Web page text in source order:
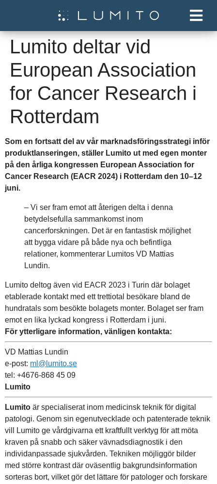
Lumito deltar vid
European Association
for Cancer Research i
Rotterdam
Som en fortsatt del av vår marknadsföringsstrategi inför
produktlanseringen, ställer Lumito ut med egen monter
på den årliga kongressen European Association for
Cancer Research (EACR 2024) i Rotterdam den 10–12
juni.
– Vi ser fram emot att återigen delta i denna
betydelsefulla sammankomst inom
cancerforskningen. Det är en fantastisk möjlighet
att bygga vidare på både nya och befintliga
relationer, kommenterar Lumitos VD Mattias
Lundin.
Lumito deltog även vid EACR 2023 i Turin där bolaget
etablerade kontakt med ett trettiotal besökare bland de
hundratals som besökte bolagets monter. Bolaget ser fram
emot en lika lyckad kongress i Rotterdam i juni.
För ytterligare information, vänligen kontakta:
VD Mattias Lundin
e-post: ml@lumito.se
tel: +4676-868 45 09
Lumito
Lumito är specialiserat inom medicinsk teknik för digital
patologi. Genom sin egenutvecklade och patenterade teknik
vill Lumito ge vårdgivarna ett kraftfullt verktyg för att möta
kraven på snabb och säker vävnadsdiagnostik i den
individanpassade sjukvården. Tekniken möjliggör bilder
med större kontrast där oväsentlig bakgrundsinformation
sorteras bort, vilket gör det lättare för patologer och forskare